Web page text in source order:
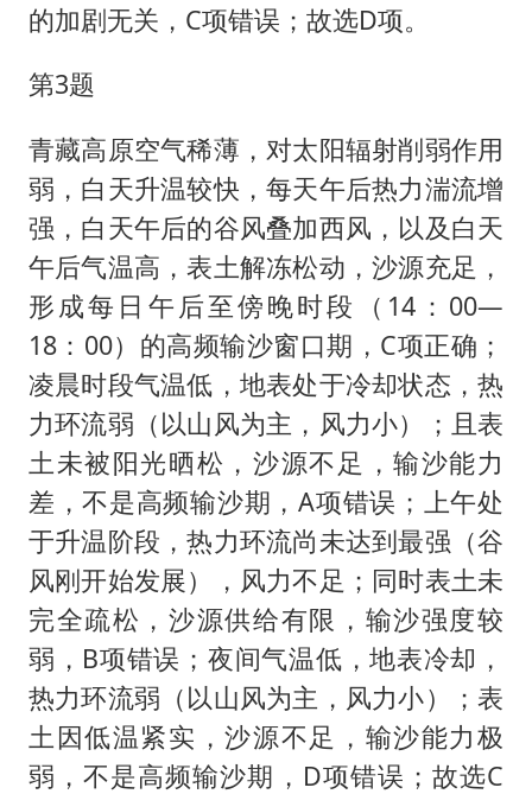
的加剧无关，C项错误；故选D项。
第3题
青藏高原空气稀薄，对太阳辐射削弱作用
弱，白天升温较快，每天午后热力湍流增
强，白天午后的谷风叠加西风，以及白天
午后气温高，表土解冻松动，沙源充足，
形成每日午后至傍晚时段（14：00—
18：00）的高频输沙窗口期，C项正确；
凌晨时段气温低，地表处于冷却状态，热
力环流弱（以山风为主，风力小）；且表
土未被阳光晒松，沙源不足，输沙能力
差，不是高频输沙期，A项错误；上午处
于升温阶段，热力环流尚未达到最强（谷
风刚开始发展），风力不足；同时表土未
完全疏松，沙源供给有限，输沙强度较
弱，B项错误；夜间气温低，地表冷却，
热力环流弱（以山风为主，风力小）；表
土因低温紧实，沙源不足，输沙能力极
弱，不是高频输沙期，D项错误；故选C